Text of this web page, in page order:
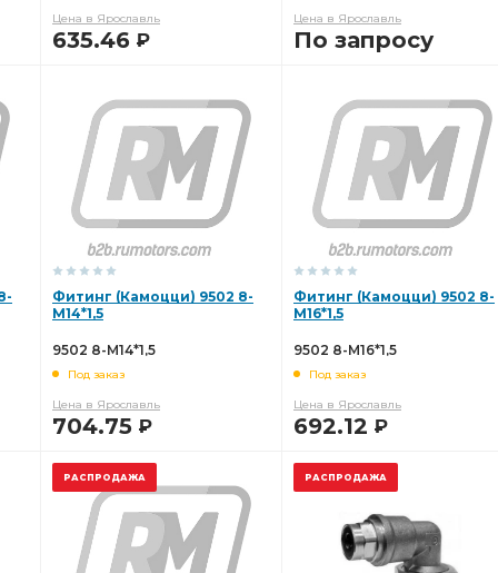
Прокладка ГБЦ клапанной крышки
тройник горизонтальный
CAMOZZI D6412 горизонтальный CAMOZZI
Дв.Д-21 Д-120 Трактора:ВМТЗ Т-25/Т-16
Трактора:ВМТЗ Т-25/Т-16 выбирать ТКР-9-12
дв. ЗМЗ-402 ГАЗ УАЗ дв.
вкладышей 1,50 коренных вкладышей 1,50
402 УМЗ-421 дв. ЗМЗ-402 УМЗ-421
ГАЗ PREMIUM Дв. ЗМЗ-406,405,409
коллектора головки цилиндров
Цена в Ярославль
635.46 Р
Цена в Ярославль
По запросу
Фитинг (Камоцци) 9502 8-
М14*1,5
9502 8-М14*1,5
Под заказ
Цена в Ярославль
704.75 Р
Фитинг (Камоцци) 9502 8-
М16*1,5
9502 8-М16*1,5
Под заказ
Цена в Ярославль
692.12 Р
РАСПРОДАЖА РАСПРОДАЖА